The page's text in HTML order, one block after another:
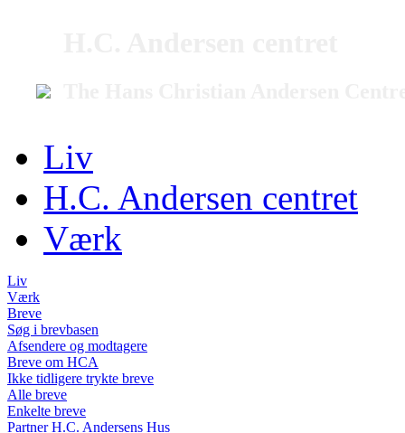
Liv
H.C. Andersen centret
Værk
Liv
Værk
Breve
Søg i brevbasen
Afsendere og modtagere
Breve om HCA
Ikke tidligere trykte breve
Alle breve
Enkelte breve
Partner H.C. Andersens Hus